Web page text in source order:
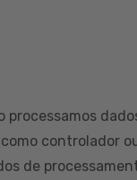
processamos
controlador
de